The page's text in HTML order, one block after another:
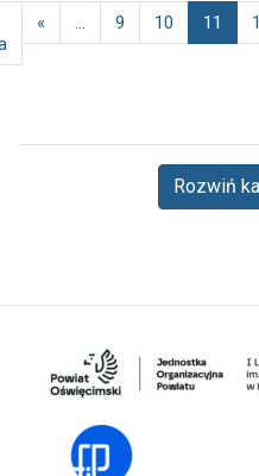
« 9 10 11
Rozwiń